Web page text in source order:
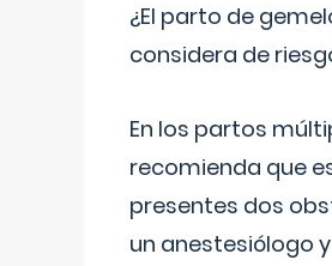
¿El parto de
considera de
En los partos
recomienda que
presentes dos
un anestesiólogo